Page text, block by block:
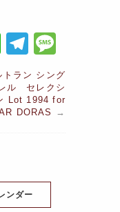
W
h
at
s
p
T
el
e
gr
e
s
s
トラン シング
ル セレクシ
Lot 1994 for
DORAS
→
ンダー